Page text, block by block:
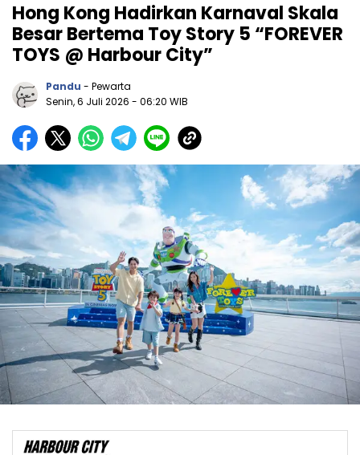
Hong Kong Hadirkan Karnaval Skala
Besar Bertema Toy Story 5 “FOREVER
TOYS @ Harbour City”
Pandu - Pewarta
Senin, 6 Juli 2026 - 06:20 WIB